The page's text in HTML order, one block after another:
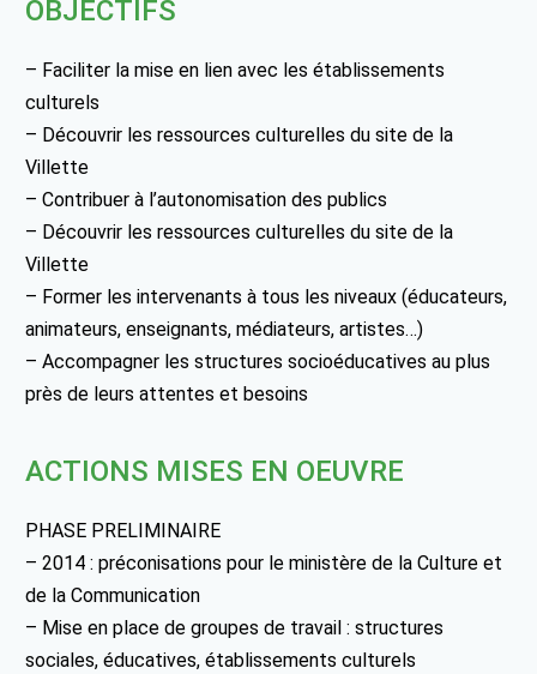
OBJECTIFS
– Faciliter la mise en lien avec les établissements
culturels
– Découvrir les ressources culturelles du site de la
Villette
– Contribuer à l’autonomisation des publics
– Découvrir les ressources culturelles du site de la
Villette
– Former les intervenants à tous les niveaux (éducateurs,
animateurs, enseignants, médiateurs, artistes…)
– Accompagner les structures socioéducatives au plus
près de leurs attentes et besoins
ACTIONS MISES EN OEUVRE
PHASE PRELIMINAIRE
– 2014 : préconisations pour le ministère de la Culture et
de la Communication
– Mise en place de groupes de travail : structures
sociales, éducatives, établissements culturels